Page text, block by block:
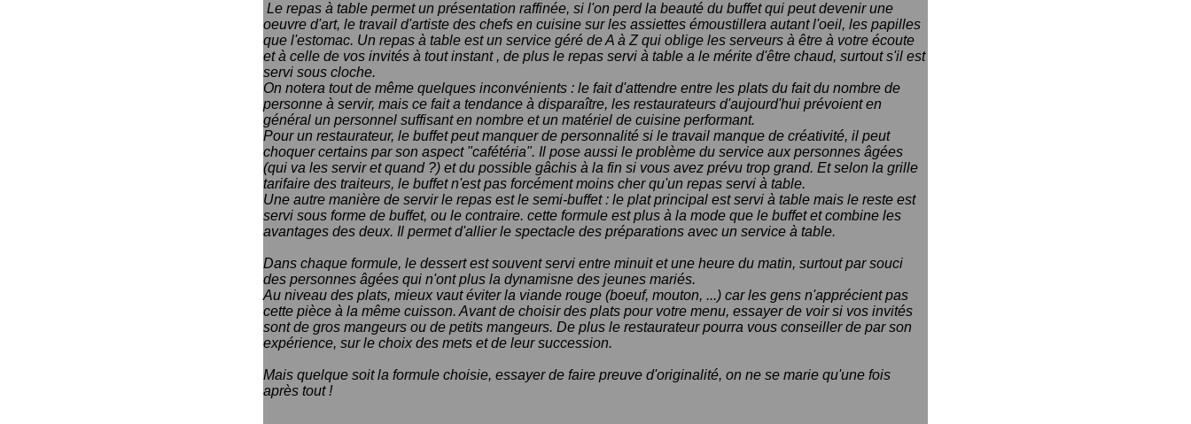
Le repas à table permet un présentation raffinée, si l'on perd la beauté du buffet qui peut devenir une
oeuvre d'art, le travail d'artiste des chefs en cuisine sur les assiettes émoustillera autant l'oeil, les papilles
que l'estomac. Un repas à table est un service géré de A à Z qui oblige les serveurs à être à votre écoute
et à celle de vos invités à tout instant , de plus le repas servi à table a le mérite d'être chaud, surtout s'il est
servi sous cloche.
On notera tout de même quelques inconvénients : le fait d'attendre entre les plats du fait du nombre de
personne à servir, mais ce fait a tendance à disparaître, les restaurateurs d'aujourd'hui prévoient en
général un personnel suffisant en nombre et un matériel de cuisine performant.
Pour un restaurateur, le buffet peut manquer de personnalité si le travail manque de créativité, il peut
choquer certains par son aspect "cafétéria". Il pose aussi le problème du service aux personnes âgées
(qui va les servir et quand ?) et du possible gâchis à la fin si vous avez prévu trop grand. Et selon la grille
tarifaire des traiteurs, le buffet n'est pas forcément moins cher qu'un repas servi à table.
Une autre manière de servir le repas est le semi-buffet : le plat principal est servi à table mais le reste est
servi sous forme de buffet, ou le contraire. cette formule est plus à la mode que le buffet et combine les
avantages des deux. Il permet d'allier le spectacle des préparations avec un service à table.
Dans chaque formule, le dessert est souvent servi entre minuit et une heure du matin, surtout par souci
des personnes âgées qui n'ont plus la dynamisne des jeunes mariés.
Au niveau des plats, mieux vaut éviter la viande rouge (boeuf, mouton, ...) car les gens n'apprécient pas
cette pièce à la même cuisson. Avant de choisir des plats pour votre menu, essayer de voir si vos invités
sont de gros mangeurs ou de petits mangeurs. De plus le restaurateur pourra vous conseiller de par son
expérience, sur le choix des mets et de leur succession.
Mais quelque soit la formule choisie, essayer de faire preuve d'originalité, on ne se marie qu'une fois
après tout !